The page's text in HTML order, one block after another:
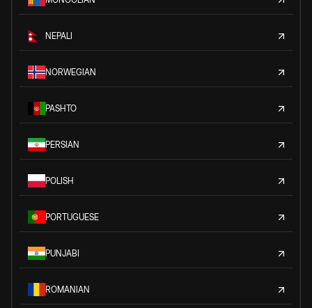
NEPALI
NORWEGIAN
PASHTO
PERSIAN
POLISH
PORTUGUESE
PUNJABI
ROMANIAN